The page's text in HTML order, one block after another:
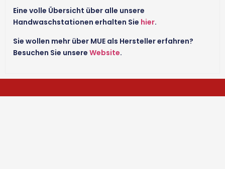
Eine volle Übersicht über alle unsere
Handwaschstationen erhalten Sie hier.
Sie wollen mehr über MUE als Hersteller erfahren?
Besuchen Sie unsere Website.